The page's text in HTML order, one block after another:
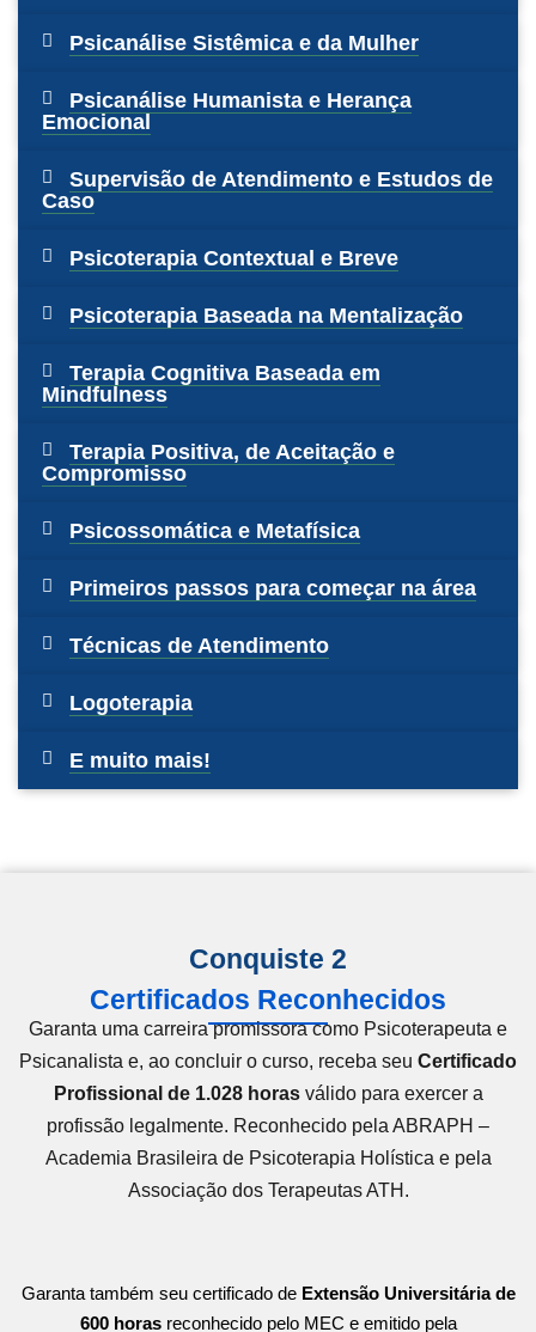
Psicanálise Sistêmica e da Mulher
Psicanálise Humanista e Herança
Emocional
Supervisão de Atendimento e Estudos de
Caso
Psicoterapia Contextual e Breve
Psicoterapia Baseada na Mentalização
Terapia Cognitiva Baseada em
Mindfulness
Terapia Positiva, de Aceitação e
Compromisso
Psicossomática e Metafísica
Primeiros passos para começar na área
Técnicas de Atendimento
Logoterapia
E muito mais!
Conquiste 2
Certificados Reconhecidos
Garanta uma carreira promissora como Psicoterapeuta e
Psicanalista e, ao concluir o curso, receba seu Certificado
Profissional de 1.028 horasválido para exercer a
profissão legalmente. Reconhecido pela ABRAPH –
Academia Brasileira de Psicoterapia Holística e pela
Associação dos Terapeutas ATH.
Garanta também seu certificado de Extensão Universitária de
600 horas reconhecido pelo MEC e emitido pela